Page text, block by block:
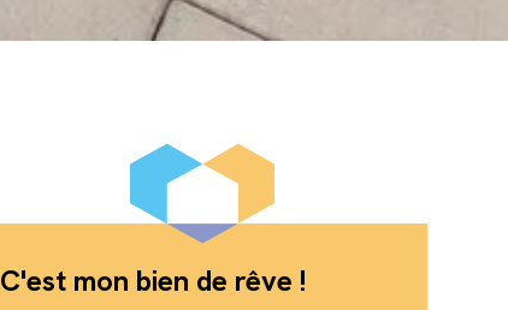
C'est mon bien de rêve !